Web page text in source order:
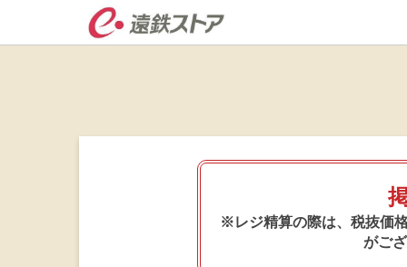
※レジ精算の際は、税抜価
がご